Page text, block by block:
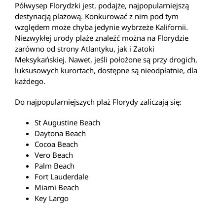
Półwysep Florydzki jest, podajże, najpopularniejszą
destynacją plażową. Konkurować z nim pod tym
względem może chyba jedynie wybrzeże Kalifornii.
Niezwykłej urody plaże znaleźć można na Florydzie
zarówno od strony Atlantyku, jak i Zatoki
Meksykańskiej. Nawet, jeśli położone są przy drogich,
luksusowych kurortach, dostępne są nieodpłatnie, dla
każdego.
Do najpopularniejszych plaż Florydy zaliczają się:
St Augustine Beach
Daytona Beach
Cocoa Beach
Vero Beach
Palm Beach
Fort Lauderdale
Miami Beach
Key Largo